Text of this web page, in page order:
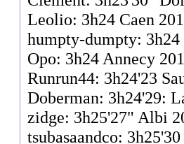
Leolio: 3h24 Caen
humpty-dumpty: 3h24
Opo: 3h24 Annecy
Runrun44: 3h24'23
Doberman: 3h24'29:
zidge: 3h25'27" Albi
tsubasaandco: